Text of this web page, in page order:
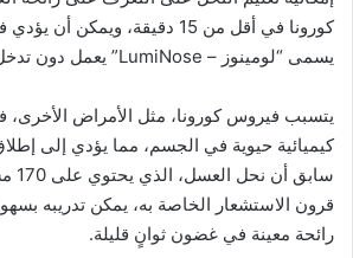
كورونا في أقل من 15 دقيقة، ويمكن
يسمى “لومينوز – LumiNose” يعمل دون تدخل الحيوان.
يتسبب فيروس كورونا، مثل الأمراض
كيميائية حيوية في الجسم، مما يؤدي إلى
قرون الاستشعار الخاصة به، يمكن تدريبه
رائحة معينة في غضون ثوانٍ قليلة.